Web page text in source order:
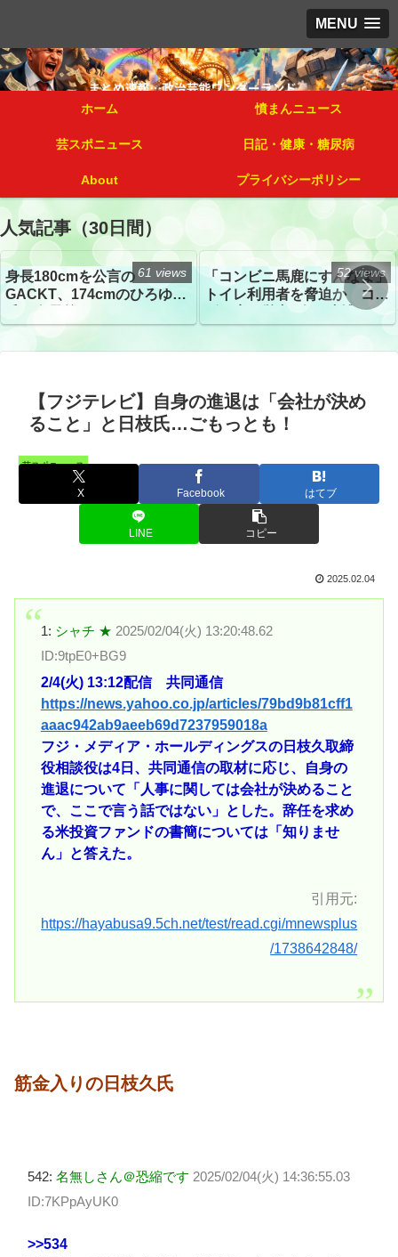
MENU
ホーム 憤まんニュース
芸スポニュース 日記・健康・糖尿病
About プライバシーポリシー
人気記事（30日間）
身長180cmを公言の
GACKT、174cmのひろゆき
トざわつき イベントでの写
真が話題
61 views
「コンビニ馬鹿にすんなよ」
トイレ利用者を脅迫か コン
52 views
【フジテレビ】自身の進退は「会社が決め
ること」と日枝氏…ごもっとも！
芸スポニュース
X Facebook はてブ
LINE コピー
2025.02.04
1: シャチ ★ 2025/02/04(火) 13:20:48.62
ID:9tpE0+BG9
2/4(火) 13:12配信 共同通信
https://news.yahoo.co.jp/articles/79bd9b81cff1
aaac942ab9aeeb69d7237959018a
フジ・メディア・ホールディングスの日枝久取締
役相談役は4日、共同通信の取材に応じ、自身の
進退について「人事に関しては会社が決めること
で、ここで言う話ではない」とした。辞任を求め
る米投資ファンドの書簡については「知りませ
ん」と答えた。
引用元:
https://hayabusa9.5ch.net/test/read.cgi/mnewsplus
/1738642848/
筋金入りの日枝久氏
542: 名無しさん＠恐縮です 2025/02/04(火) 14:36:55.03
ID:7KPpAyUK0
>>534